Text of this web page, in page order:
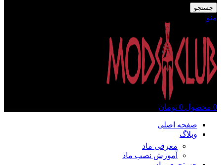
جستجو
منو
0 محصول 0 تومان
صفحه اصلی
وبلاگ
معرفی ماد
آموزش نصب ماد